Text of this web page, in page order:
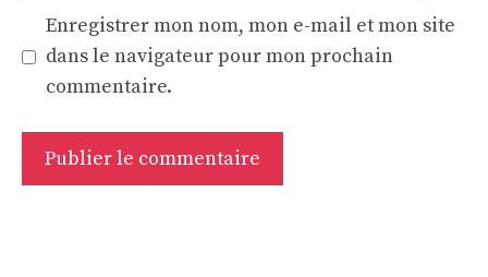
Enregistrer mon nom, mon e-mail et mon site
dans le navigateur pour mon prochain
commentaire.